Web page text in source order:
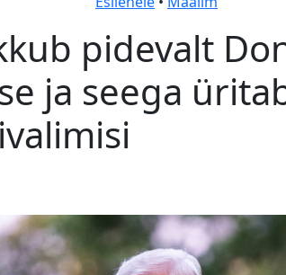
pidevalt
ja seega